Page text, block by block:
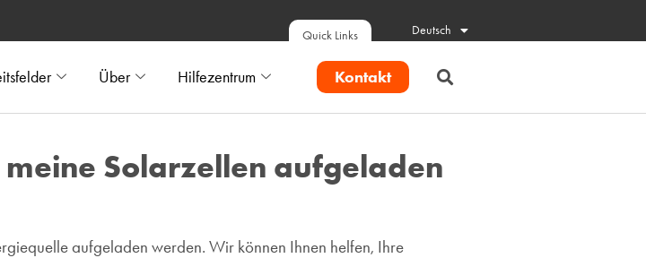
Quick Links Deutsch
Über Hilfezentrum Kontakt
Solarzellen aufgeladen
aufgeladen werden. Wir können Ihnen helfen, Ihre